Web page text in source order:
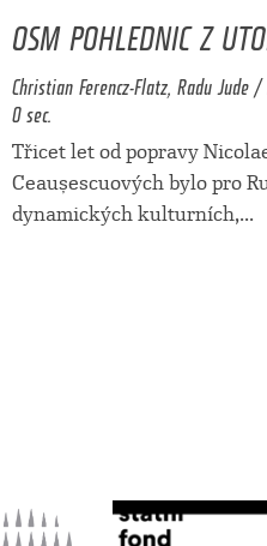
OSM POHLEDNIC Z
Christian Ferencz-Flatz, Radu Jude
0 sec.
Třicet let od popravy
Ceaușescuových bylo pro
dynamických kulturních,...